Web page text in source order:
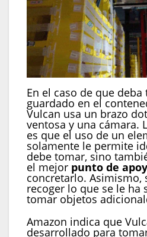
En el caso de que
guardado en el
Vulcan usa un brazo
ventosa y una cámara.
es que el uso de un
solamente le permite
debe tomar, sino
el mejor punto de
concretarlo. Asimismo,
recoger lo que se le ha
tomar objetos
Amazon indica que
desarrollado para